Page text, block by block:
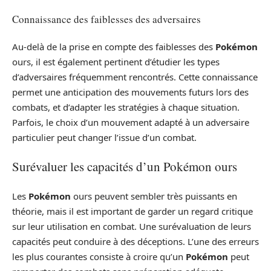
Connaissance des faiblesses des adversaires
Au-delà de la prise en compte des faiblesses des Pokémon
ours, il est également pertinent d’étudier les types
d’adversaires fréquemment rencontrés. Cette connaissance
permet une anticipation des mouvements futurs lors des
combats, et d’adapter les stratégies à chaque situation.
Parfois, le choix d’un mouvement adapté à un adversaire
particulier peut changer l’issue d’un combat.
Surévaluer les capacités d’un Pokémon ours
Les Pokémon ours peuvent sembler très puissants en
théorie, mais il est important de garder un regard critique
sur leur utilisation en combat. Une surévaluation de leurs
capacités peut conduire à des déceptions. L’une des erreurs
les plus courantes consiste à croire qu’un Pokémon peut